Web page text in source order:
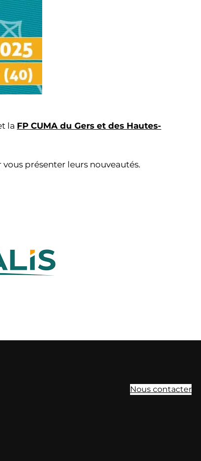
la FP CUMA du Gers et des Hautes-
présenter leurs nouveautés.
Nous contacter